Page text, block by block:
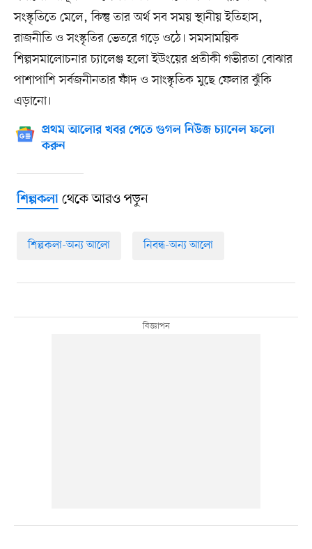
সংস্কৃতিতে মেলে, কিন্তু তার অর্থ সব সময় স্থানীয় ইতিহাস,
রাজনীতি ও সংস্কৃতির ভেতরে গড়ে ওঠে। সমসাময়িক
শিল্পসমালোচনার চ্যালেঞ্জ হলো ইউংয়ের প্রতীকী গভীরতা বোঝার
পাশাপাশি সর্বজনীনতার ফাঁদ ও সাংস্কৃতিক মুছে ফেলার ঝুঁকি
এড়ানো।
প্রথম আলোর খবর পেতে গুগল নিউজ চ্যানেল ফলো
করুন
শিল্পকলাথেকে আরও পড়ুন
শিল্পকলা-অন্য আলো নিবন্ধ-অন্য আলো